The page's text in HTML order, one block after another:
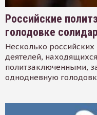
Российские
голодовке
Несколько
деятелей,
политзаключенными,
однодневную